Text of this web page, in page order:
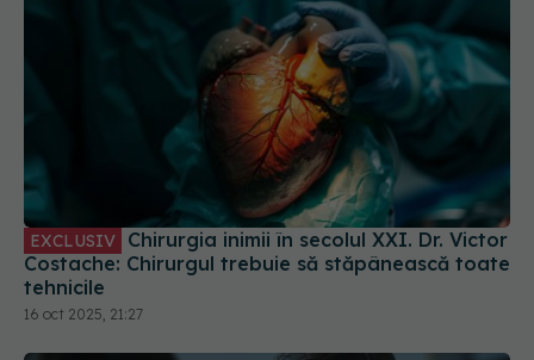
EXCLUSIV
Costache: Chirurgul trebuie să stăpânească toate
tehnicile
16 oct 2025, 21:27